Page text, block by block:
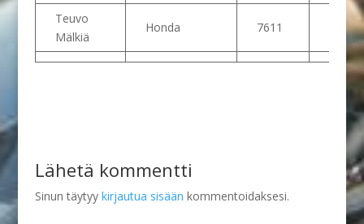
Teuvo
Mälkiä
Honda 7611
Lähetä kommentti
Sinun täytyy kirjautua sisään kommentoidaksesi.